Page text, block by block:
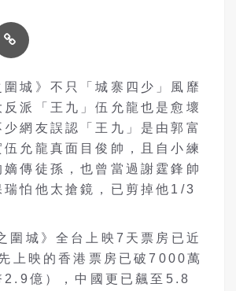
圍城》不只「城寨四少」風靡
派「王九」伍允龍也是愈壞
網友誤認「王九」是由郭富
允龍真面目俊帥，且自小練
傳徒孫，也曾當過謝霆鋒帥
瑞怕他太搶鏡，已剪掉他1/3
圍城》全台上映7天票房已近
上映的香港票房已破7000萬
2.9億），中國更已飆至5.8